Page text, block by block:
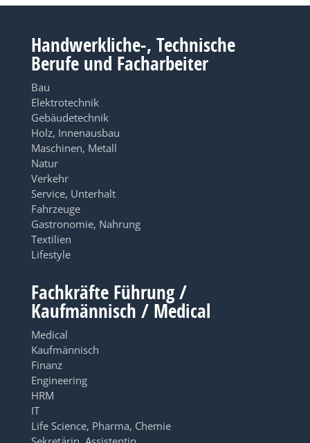
Handwerkliche-, Technische
Berufe und Facharbeiter
Bau
Elektrotechnik
Gebäudetechnik
Holz, Innenausbau
Maschinen, Metall
Natur
Verkehr
Service, Unterhalt
Fahrzeuge
Gastronomie, Nahrung
Textilien
Lifestyle
Fachkräfte Führung /
Kaufmännisch / Medical
Medical
Kaufmännisch
Finanz
Engineering
HRM
IT
Life Science, Pharma, Chemie